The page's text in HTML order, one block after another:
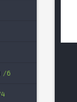
6
4